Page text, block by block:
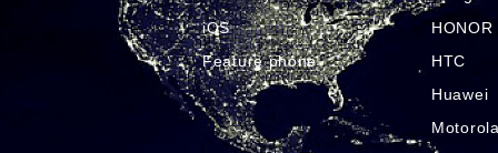
iOS
Feature phone
HONOR
HTC
Huawei